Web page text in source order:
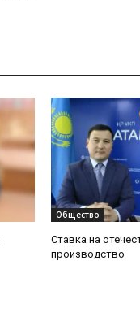
Общество
Ставка на
производство